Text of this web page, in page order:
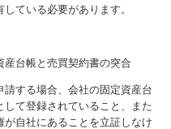
ている必要があります。
産台帳と売買契約書の突合
する場合、会社の固定資産台
て登録されていること、また
自社にあることを立証しなけ